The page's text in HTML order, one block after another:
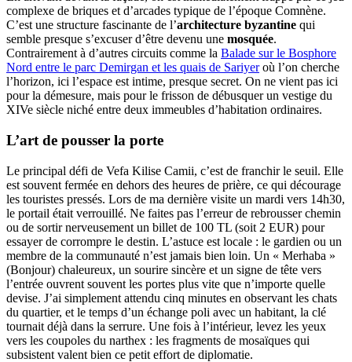
complexe de briques et d’arcades typique de l’époque Comnène.
C’est une structure fascinante de l’architecture byzantine qui
semble presque s’excuser d’être devenu une mosquée.
Contrairement à d’autres circuits comme la Balade sur le Bosphore
Nord entre le parc Demirgan et les quais de Sariyeroù l’on cherche
l’horizon, ici l’espace est intime, presque secret. On ne vient pas ici
pour la démesure, mais pour le frisson de débusquer un vestige du
XIVe siècle niché entre deux immeubles d’habitation ordinaires.
L’art de pousser la porte
Le principal défi de Vefa Kilise Camii, c’est de franchir le seuil. Elle
est souvent fermée en dehors des heures de prière, ce qui décourage
les touristes pressés. Lors de ma dernière visite un mardi vers 14h30,
le portail était verrouillé. Ne faites pas l’erreur de rebrousser chemin
ou de sortir nerveusement un billet de 100 TL (soit 2 EUR) pour
essayer de corrompre le destin. L’astuce est locale : le gardien ou un
membre de la communauté n’est jamais bien loin. Un « Merhaba »
(Bonjour) chaleureux, un sourire sincère et un signe de tête vers
l’entrée ouvrent souvent les portes plus vite que n’importe quelle
devise. J’ai simplement attendu cinq minutes en observant les chats
du quartier, et le temps d’un échange poli avec un habitant, la clé
tournait déjà dans la serrure. Une fois à l’intérieur, levez les yeux
vers les coupoles du narthex : les fragments de mosaïques qui
subsistent valent bien ce petit effort de diplomatie.